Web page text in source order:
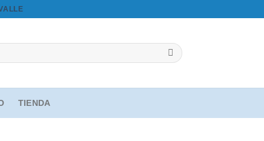
TIENDA